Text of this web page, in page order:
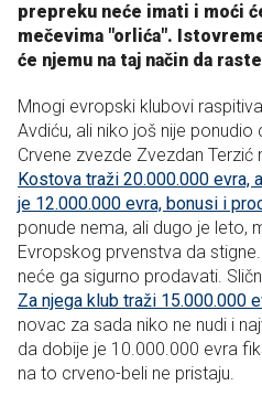
prepreku neće imati i moći
mečevima "orlića".
će njemu na taj način da
Mnogi evropski klubovi
Avdiću, ali niko još nije
Crvene zvezde Zvezdan
Kostova traži 20.000.000 evra,
je 12.000.000 evra, bonusi i
ponude nema, ali dugo je leto,
Evropskog prvenstva da
neće ga sigurno prodavati.
Za njega klub traži 15.000.000
novac za sada niko ne nudi i
da dobije je 10.000.000 evra
na to crveno-beli ne pristaju.